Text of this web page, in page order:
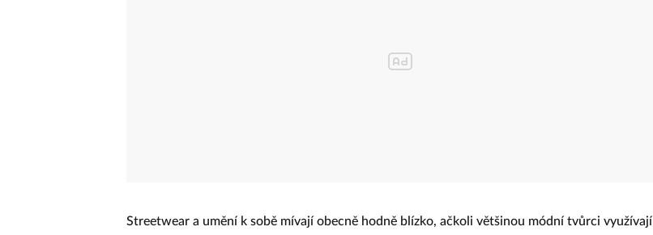
Streetwear a umění k sobě mívají obecně hodně blízko, ačkoli většinou módní tvůrci využívají